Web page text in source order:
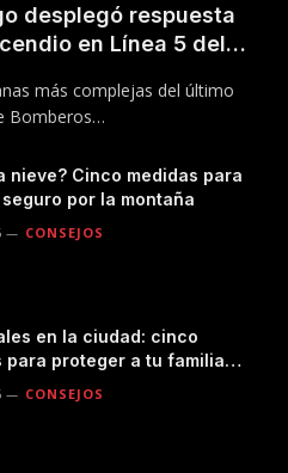
desplegó respuesta
en Línea 5 del
más complejas del último
Bomberos…
nieve? Cinco medidas para
por la montaña
CONSEJOS
en la ciudad: cinco
para proteger a tu familia
CONSEJOS